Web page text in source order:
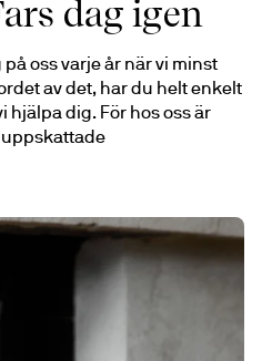
dag igen
oss varje år när vi minst
av det, har du helt enkelt
hjälpa dig. För hos oss är